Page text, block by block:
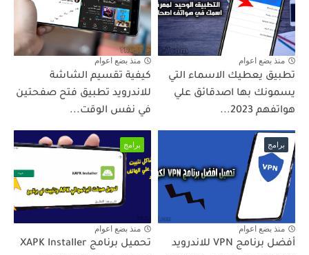
منذ بضع اعوام
تطبيق يعطيك الاسماء التي
يسمونك بها اصدقائق علي
هواتفهم 2023...
منذ بضع اعوام
كيفية تقسيم الشاشة
للاندرويد تطبيق فتح صفحتين
في نفس الوقت...
برامج
منذ بضع اعوام
أفضل برنامج VPN للاندرويد
برامج
منذ بضع اعوام
تحميل برنامج XAPK InstaIIer